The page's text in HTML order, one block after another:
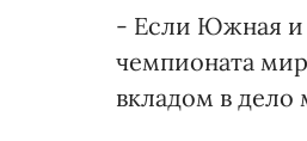
- Если Южная и
чемпионата
вкладом в